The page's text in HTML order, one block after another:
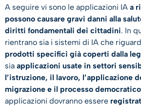
A seguire vi sono le applicazioni IA a
possono causare gravi danni alla
diritti fondamentali dei cittadini. In
rientrano sia i sistemi di IA che
prodotti specifici già coperti dalla
sia applicazioni usate in settori
l’istruzione, il lavoro, l’applicazione
migrazione e il processo democratico
applicazioni dovranno essere